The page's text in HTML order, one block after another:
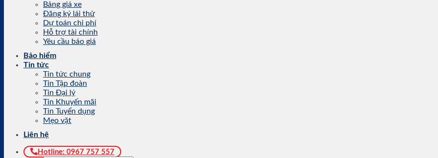
Bảng giá xe
Đăng ký lái thử
Dự toán chi phí
Hỗ trợ tài chính
Yêu cầu báo giá
Bảo hiểm
Tin tức
Tin tức chung
Tin Tập đoàn
Tin Đại lý
Tin Khuyến mãi
Tin Tuyển dụng
Mẹo vặt
Liên hệ
Hotline: 0967 757 557